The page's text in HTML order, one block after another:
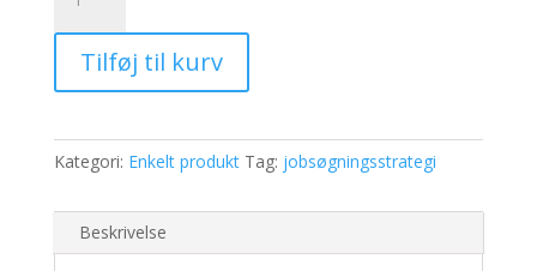
personlig
sparring
antal
Tilføj til kurv
Kategori: Enkelt produkt Tag: jobsøgningsstrategi
Beskrivelse